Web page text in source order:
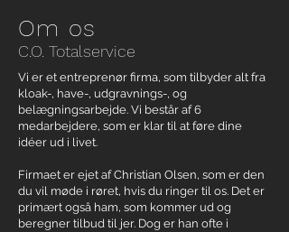
Om os
C.O. Totalservice
Vi er et entreprenør firma, som tilbyder alt fra
kloak-, have-, udgravnings-, og
belægningsarbejde. Vi består af 6
medarbejdere, som er klar til at føre dine
idéer ud i livet.
Firmaet er ejet af Christian Olsen, som er den
du vil møde i røret, hvis du ringer til os. Det er
primært også ham, som kommer ud og
beregner tilbud til jer. Dog er han ofte i